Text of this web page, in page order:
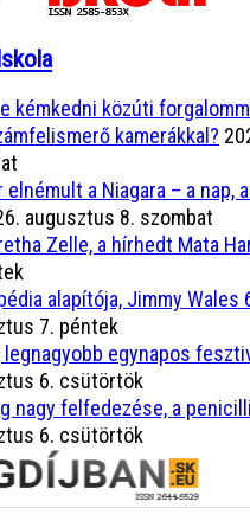
kémkedni közúti
kamerákkal?
elnémult a Niagara – a nap,
augusztus 8. szombat
Zelle, a hírhedt Mata
alapítója, Jimmy Wales
7. péntek
legnagyobb egynapos
6. csütörtök
nagy felfedezése, a
6. csütörtök